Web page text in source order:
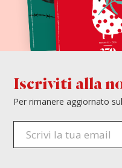
Iscriviti alla
Per rimanere aggiornato